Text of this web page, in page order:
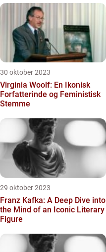
30 oktober 2023
Virginia Woolf: En Ikonisk
Forfatterinde og Feministisk
Stemme
29 oktober 2023
Franz Kafka: A Deep Dive into
the Mind of an Iconic Literary
Figure